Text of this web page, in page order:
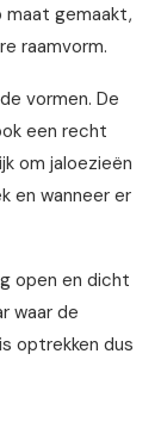
maat gemaakt,
raamvorm.
vormen. De
een recht
om jaloezieën
en wanneer er
open en dicht
waar de
optrekken dus